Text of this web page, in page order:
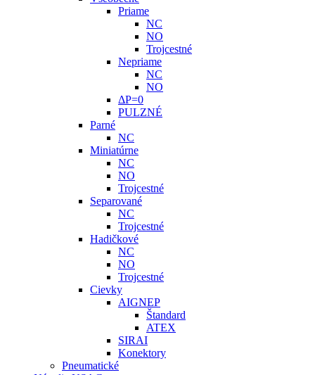
Priame
NC
NO
Trojcestné
Nepriame
NC
NO
ΔP=0
PULZNÉ
Parné
NC
Miniatúrne
NC
NO
Trojcestné
Separované
NC
Trojcestné
Hadičkové
NC
NO
Trojcestné
Cievky
AIGNEP
Štandard
ATEX
SIRAI
Konektory
Pneumatické